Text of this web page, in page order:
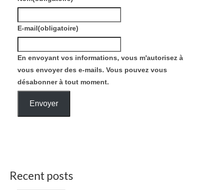
E-mail(obligatoire)
En envoyant vos informations, vous m'autorisez à
vous envoyer des e-mails. Vous pouvez vous
désabonner à tout moment.
Envoyer
Recent posts